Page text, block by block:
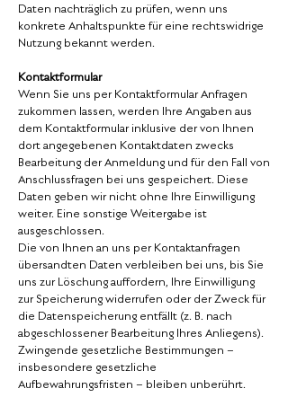
Daten nachträglich zu prüfen, wenn uns
konkrete Anhaltspunkte für eine rechtswidrige
Nutzung bekannt werden.
Kontaktformular
Wenn Sie uns per Kontaktformular Anfragen
zukommen lassen, werden Ihre Angaben aus
dem Kontaktformular inklusive der von Ihnen
dort angegebenen Kontaktdaten zwecks
Bearbeitung der Anmeldung und für den Fall von
Anschlussfragen bei uns gespeichert. Diese
Daten geben wir nicht ohne Ihre Einwilligung
weiter. Eine sonstige Weitergabe ist
ausgeschlossen.
Die von Ihnen an uns per Kontaktanfragen
übersandten Daten verbleiben bei uns, bis Sie
uns zur Löschung auffordern, Ihre Einwilligung
zur Speicherung widerrufen oder der Zweck für
die Datenspeicherung entfällt (z. B. nach
abgeschlossener Bearbeitung Ihres Anliegens).
Zwingende gesetzliche Bestimmungen –
insbesondere gesetzliche
Aufbewahrungsfristen – bleiben unberührt.